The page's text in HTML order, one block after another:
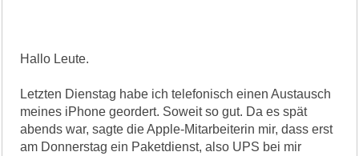
Hallo Leute.
Letzten Dienstag habe ich telefonisch einen Austausch
meines iPhone geordert. Soweit so gut. Da es spät
abends war, sagte die Apple-Mitarbeiterin mir, dass erst
am Donnerstag ein Paketdienst, also UPS bei mir